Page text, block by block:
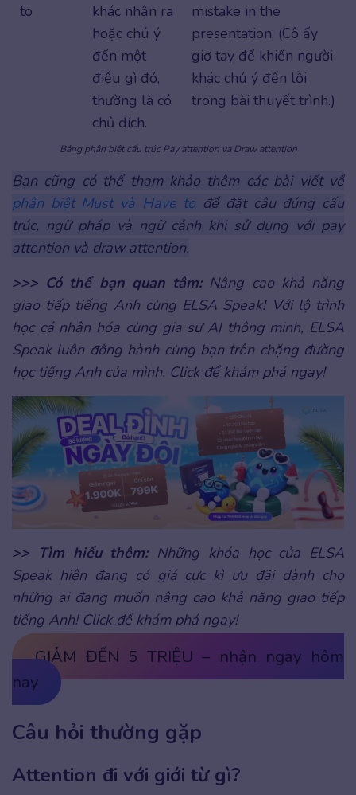
to
khác nhận ra
hoặc chú ý
đến một
điều gì đó,
thường là có
chủ đích.
mistake in the
presentation. (Cô ấy
giơ tay để khiến người
khác chú ý đến lỗi
trong bài thuyết trình.)
Bảng phân biệt cấu trúc Pay attention và Draw attention
Bạn cũng có thể tham khảo thêm các bài viết về
phân biệt Must và Have to để đặt câu đúng cấu
trúc, ngữ pháp và ngữ cảnh khi sử dụng với pay
attention và draw attention.
>>> Có thể bạn quan tâm: Nâng cao khả năng
giao tiếp tiếng Anh cùng ELSA Speak! Với lộ trình
học cá nhân hóa cùng gia sư AI thông minh, ELSA
Speak luôn đồng hành cùng bạn trên chặng đường
học tiếng Anh của mình. Click để khám phá ngay!
>> Tìm hiểu thêm: Những khóa học của ELSA
Speak hiện đang có giá cực kì ưu đãi dành cho
những ai đang muốn nâng cao khả năng giao tiếp
tiếng Anh! Click để khám phá ngay!
GIẢM ĐẾN 5 TRIỆU – nhận ngay hôm
nay
Câu hỏi thường gặp
Attention đi với giới từ gì?